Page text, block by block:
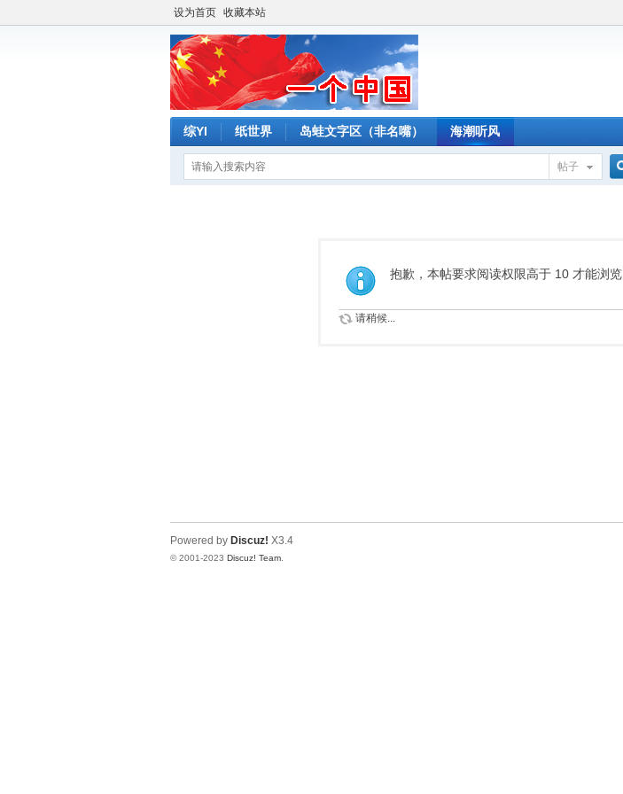
设为首页 收藏本站
综YI 纸世界 岛蛙文字区（非名嘴） 海潮听风
帖子
索
抱歉，本帖要求阅读权限高于 10 才能浏览
请稍候...
Powered by Discuz! X3.4
© 2001-2023 Discuz! Team